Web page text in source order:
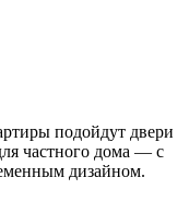
подойдут двери
частного дома — с
дизайном.